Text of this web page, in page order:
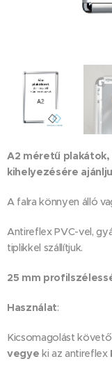
A2 méretű
kihelyezésére
A falra könnyen álló
Antireflex PVC-vel,
tiplikkel szállítjuk.
25 mm
Használat:
Kicsomagolást
vegye ki az antireflex